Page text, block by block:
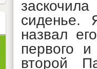
назвал
первого
второй